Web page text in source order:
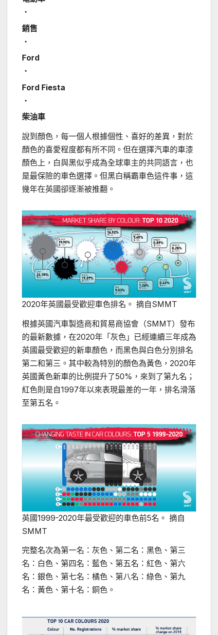
‧
銷售
‧
Ford
‧
Ford Fiesta
‧
柴油車
說到顏色，每一個人根據個性、喜好的差異，對於
顏色的喜愛程度都有所不同。但在選擇汽車的車漆
顏色上，白與黑似乎成為全球車主的共同語言，也
是最保險的車色選擇。但黑白稱霸車色這件事，這
幾年在英國卻逐漸被推翻。
2020年英國最受歡迎車色排名。 摘自SMMT
根據英國汽車製造商和貿易商協會（SMMT）發布
的最新數據，在2020年「灰色」已經連續三年成為
英國最受歡迎的新車顏色，而黑色與白色分別排名
第二和第三。其中較為特別的顏色為黃色，2020年
英國黃色新車的比例提升了50%，來到了第九名；
紅色則是自1997年以來表現最差的一年，排名滑落
至第五名。
英國1999-2020年最受歡迎的車色前5名。 摘自
SMMT
完整名次為第一名：灰色、第二名：黑色、第三
名：白色、第四名：藍色、第五名：紅色、第六
名：銀色、第七名：橘色、第八名：綠色、第九
名：黃色、第十名：銅色。